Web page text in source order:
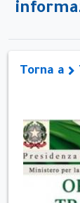
Torna a